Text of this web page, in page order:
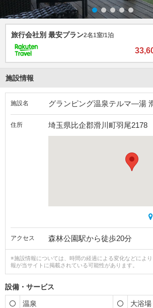
旅行会社別 最安プラン2名1室/1泊
施設情報
施設名 グランピング温泉テルマ―湯
住所 埼玉県比企郡滑川町羽尾2178
アクセス 森林公園駅から徒歩20分
※施設情報については、時間の経過による変化などによ
報が当サイトに掲載されている可能性があります。
設備・サービス
温泉 大浴場